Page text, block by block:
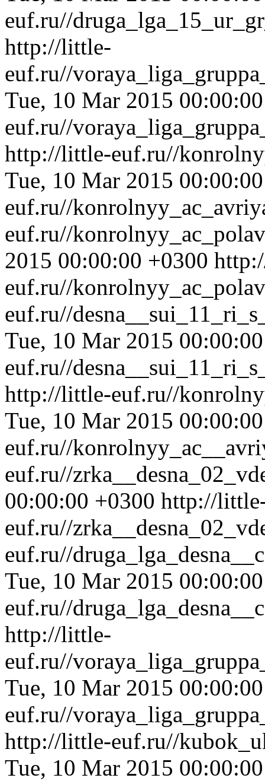
euf.ru//
http://little-
euf.ru//
Tue, 10 Mar 2015
euf.ru//
http://little-euf.ru//
Tue, 10 Mar 2015
euf.ru//
euf.ru//
2015 00:00:00 +0300
euf.ru//
euf.ru//
Tue, 10 Mar 2015
euf.ru//
http://little-euf.ru//
Tue, 10 Mar 2015
euf.ru//
euf.ru//
00:00:00 +0300 http://
euf.ru//
euf.ru//
Tue, 10 Mar 2015
euf.ru//
http://little-
euf.ru//
Tue, 10 Mar 2015
euf.ru//
http://little-euf.ru//
Tue, 10 Mar 2015